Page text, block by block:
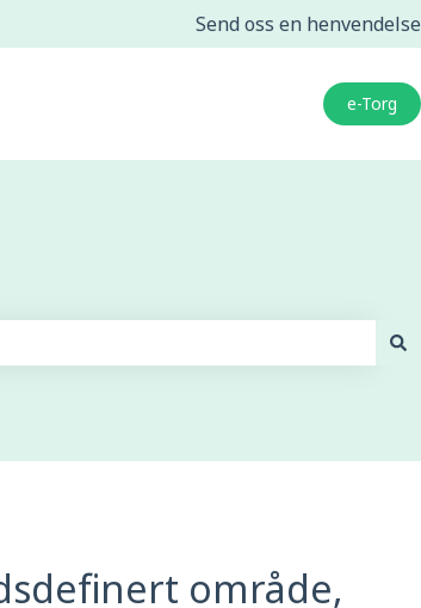
Send oss en henvendelse
e-Torg
område,